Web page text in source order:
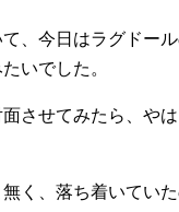
、今日はラグドー
いでした。
させてみたら、や
く、落ち着いてい